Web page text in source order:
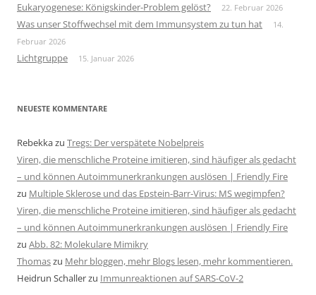
Eukaryogenese: Königskinder-Problem gelöst? 22. Februar 2026
Was unser Stoffwechsel mit dem Immunsystem zu tun hat
14.
Februar 2026
Lichtgruppe 15. Januar 2026
NEUESTE KOMMENTARE
Rebekkazu Tregs: Der verspätete Nobelpreis
Viren, die menschliche Proteine imitieren, sind häufiger als gedacht
– und können Autoimmunerkrankungen auslösen | Friendly Fire
zu Multiple Sklerose und das Epstein-Barr-Virus: MS wegimpfen?
Viren, die menschliche Proteine imitieren, sind häufiger als gedacht
– und können Autoimmunerkrankungen auslösen | Friendly Fire
zu Abb. 82: Molekulare Mimikry
Thomaszu Mehr bloggen, mehr Blogs lesen, mehr kommentieren.
Heidrun Schallerzu Immunreaktionen auf SARS-CoV-2